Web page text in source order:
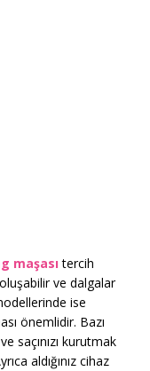
maşası tercih
ve dalgalar
ise
önemlidir. Bazı
saçınızı kurutmak
aldığınız cihaz